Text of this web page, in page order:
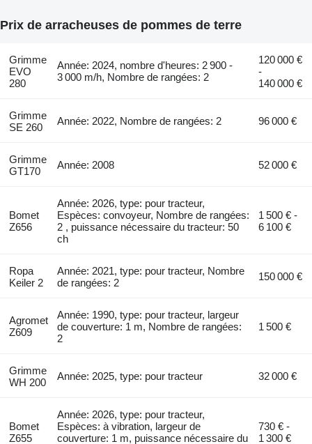
Prix de arracheuses de pommes de terre
Grimme
EVO
280
Année: 2024, nombre d'heures: 2 900 -
3 000 m/h, Nombre de rangées: 2
120 000 €
-
140 000 €
Grimme
SE 260
Année: 2022, Nombre de rangées: 2 96 000 €
Grimme
GT170
Année: 2008 52 000 €
Bomet
Z656
Année: 2026, type: pour tracteur,
Espèces: convoyeur, Nombre de rangées:
2 , puissance nécessaire du tracteur: 50
ch
1 500 € -
6 100 €
Ropa
Keiler 2
Année: 2021, type: pour tracteur, Nombre
de rangées: 2
150 000 €
Agromet
Z609
Année: 1990, type: pour tracteur, largeur
de couverture: 1 m, Nombre de rangées:
2
1 500 €
Grimme
WH 200
Année: 2025, type: pour tracteur 32 000 €
Bomet
Z655
Année: 2026, type: pour tracteur,
Espèces: à vibration, largeur de
couverture: 1 m, puissance nécessaire du
730 € -
1 300 €